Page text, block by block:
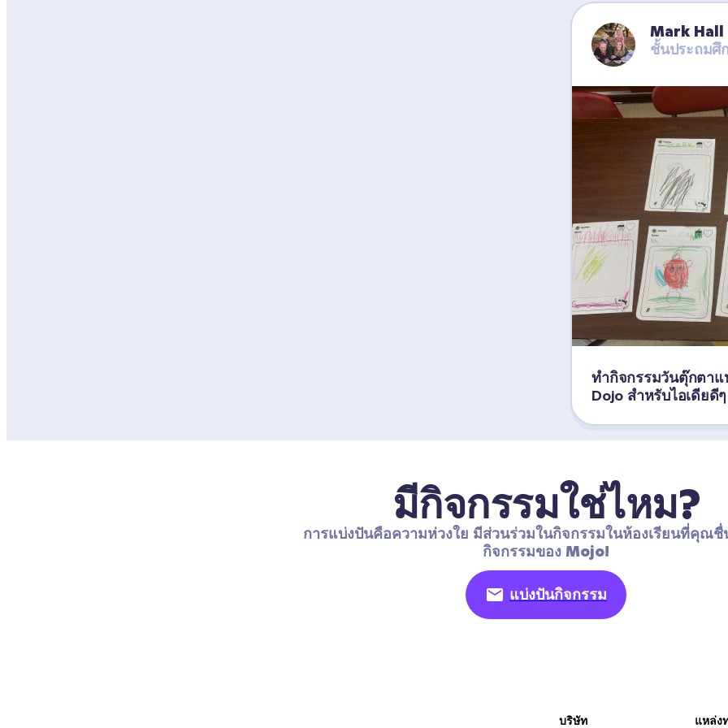
Mark Hall
ชั้นประถมศึ
ทำกิจกรรมวันตุ๊กตา
Dojo สำหรับไอเดียดีๆ
มีกิจกรรมใช่ไหม?
การแบ่งปันคือความห่วงใย มีส่วนร่วมในกิจกรรมในห้องเรียนที่คุณ
กิจกรรมของ Mojo!
แบ่งปันกิจกรรม
บริษัท แหล่ง